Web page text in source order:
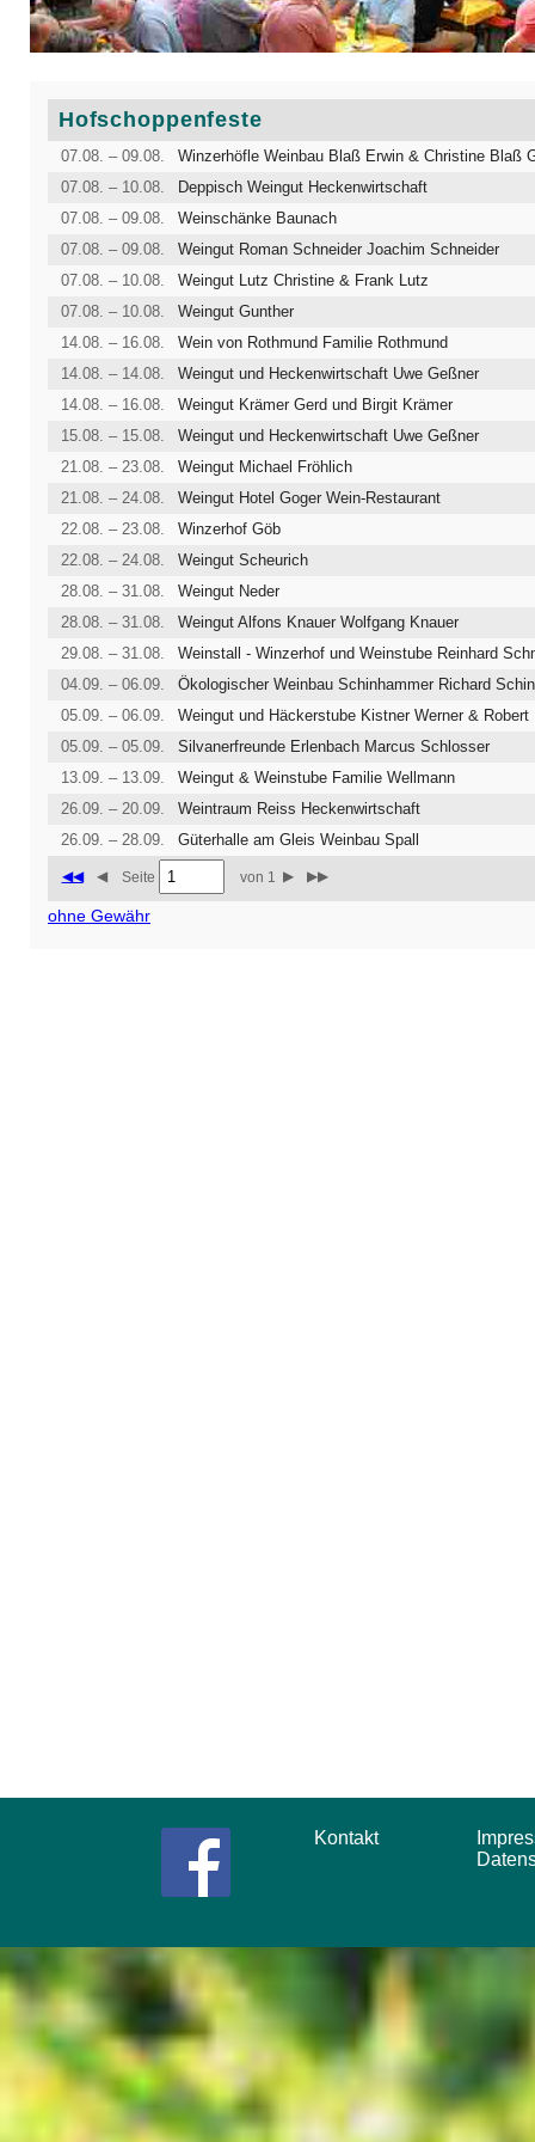
Hofschoppenfeste
◀◀ ◀ Seite von 1 ▶ ▶▶
ohne Gewähr
07.08. – 09.08.
Winzerhöfle Weinbau Blaß Erwin & Christine Blaß
07.08. – 10.08.
Deppisch Weingut Heckenwirtschaft
07.08. – 09.08.
Weinschänke Baunach
07.08. – 09.08.
Weingut Roman Schneider Joachim Schneider
07.08. – 10.08.
Weingut Lutz Christine & Frank Lutz
07.08. – 10.08.
Weingut Gunther
14.08. – 16.08.
Wein von Rothmund Familie Rothmund
14.08. – 14.08.
Weingut und Heckenwirtschaft Uwe Geßner
14.08. – 16.08.
Weingut Krämer Gerd und Birgit Krämer
15.08. – 15.08.
Weingut und Heckenwirtschaft Uwe Geßner
21.08. – 23.08.
Weingut Michael Fröhlich
21.08. – 24.08.
Weingut Hotel Goger Wein-Restaurant
22.08. – 23.08.
Winzerhof Göb
22.08. – 24.08.
Weingut Scheurich
28.08. – 31.08.
Weingut Neder
28.08. – 31.08.
Weingut Alfons Knauer Wolfgang Knauer
29.08. – 31.08.
Weinstall - Winzerhof und Weinstube Reinhard
04.09. – 06.09.
05.09. – 06.09.
05.09. – 05.09.
Silvanerfreunde Erlenbach Marcus Schlosser
13.09. – 13.09.
Weingut & Weinstube Familie Wellmann
26.09. – 20.09.
Weintraum Reiss Heckenwirtschaft
26.09. – 28.09.
Güterhalle am Gleis Weinbau Spall
Kontakt